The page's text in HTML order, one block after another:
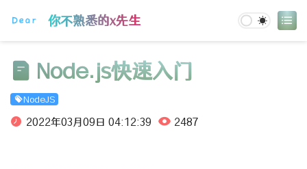
你不熟悉的x先生
登录
Node.js快速入门
NodeJS
2022年03月09日 04:12:39 2487